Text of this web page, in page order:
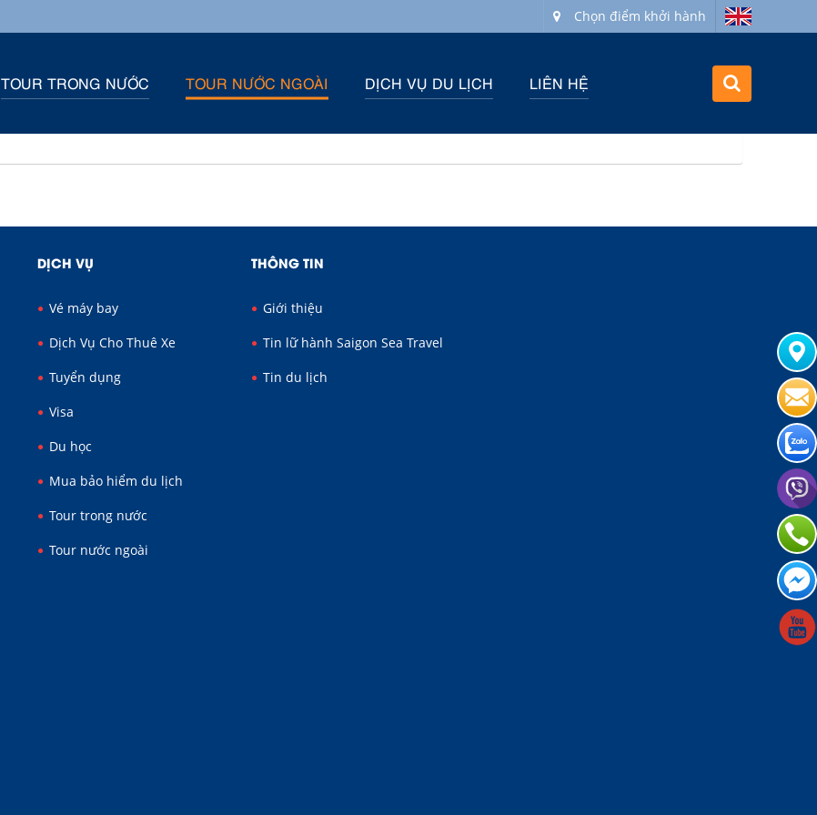
Chọn điểm khởi hành
TOUR TRONG NƯỚC TOUR NƯỚC NGOÀI DỊCH VỤ DU LỊCH LIÊN HỆ
DỊCH VỤ
Vé máy bay
Dịch Vụ Cho Thuê Xe
Tuyển dụng
Visa
Du học
Mua bảo hiểm du lịch
Tour trong nước
Tour nước ngoài
THÔNG TIN
Giới thiệu
Tin lữ hành Saigon Sea Travel
Tin du lịch